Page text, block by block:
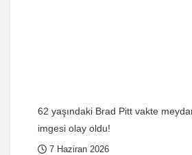
62 yaşındaki Brad Pitt vakte
imgesi olay oldu!
7 Haziran 2026